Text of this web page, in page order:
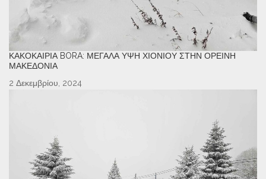
ΚΑΚΟΚΑΙΡΊΑ BORA: ΜΕΓΆΛΑ ΎΨΗ ΧΙΟΝΙΟΎ ΣΤΗΝ ΟΡΕΙΝΉ
ΜΑΚΕΔΟΝΊΑ
2 Δεκεμβρίου, 2024